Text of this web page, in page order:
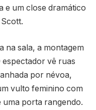
e um close dramático
na sala, a montagem
vê ruas
por névoa,
vulto feminino com
uma porta rangendo.